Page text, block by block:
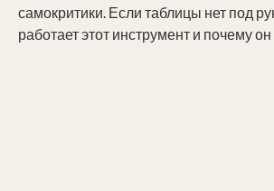
самокритики. Если таблицы нет под
работает этот инструмент и почему